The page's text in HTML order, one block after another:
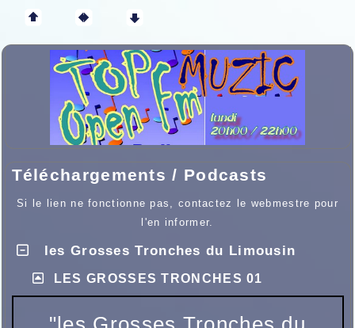
Téléchargements / Podcasts
Si le lien ne fonctionne pas, contactez le webmestre pour
l'en informer.
les Grosses Tronches du Limousin
LES GROSSES TRONCHES 01